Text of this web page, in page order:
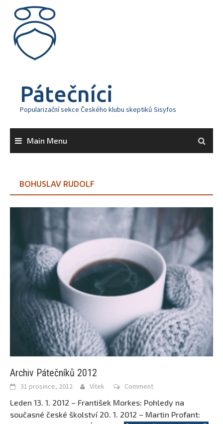
content
Pátečníci
Popularizační sekce Českého klubu skeptiků Sisyfos
Main Menu
BOHUSLAV RUDOLF
Archiv Pátečníků 2012
31 prosince, 2012 Vítek Comment
Leden 13. 1. 2012 – František Morkes: Pohledy na
současné české školství 20. 1. 2012 – Martin Profant: